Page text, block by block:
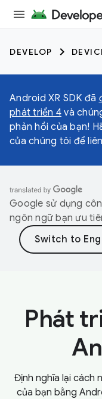
DEVELOP
Android XR SDK đã
phát triển 4 và
phản hồi của bạn!
của chúng tôi để
Google sử dụng
ngôn ngữ bạn ưu
Phát
Định nghĩa lại cách
của bạn bằng